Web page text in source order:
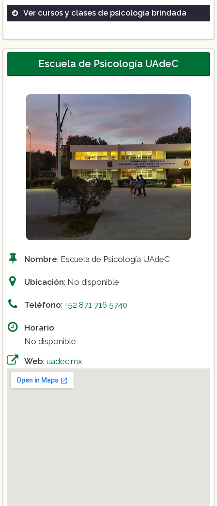
Ver cursos y clases de psicología brindada
Seminarios de Psicología Educativa
Diplomados en Neuropsicología
Escuela de Psicología UAdeC
Nombre: Escuela de Psicología UAdeC
Ubicación: No disponible
Teléfono: +52 871 716 5740
Horario:
No disponible
Web: uadec.mx